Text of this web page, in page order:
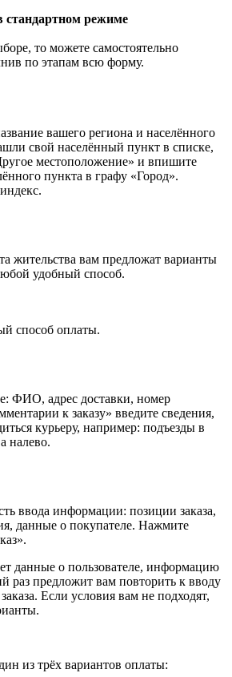
стандартном режиме
то можете самостоятельно
по этапам всю форму.
вашего региона и населённого
свой населённый пункт в списке,
местоположение» и впишите
пункта в графу «Город».
жительства вам предложат варианты
удобный способ.
способ оплаты.
ФИО, адрес доставки, номер
к заказу» введите сведения,
курьеру, например: подъезды в
налево.
ввода информации: позиции заказа,
данные о покупателе. Нажмите
данные о пользователе, информацию
раз предложит вам повторить к вводу
Если условия вам не подходят,
из трёх вариантов оплаты: